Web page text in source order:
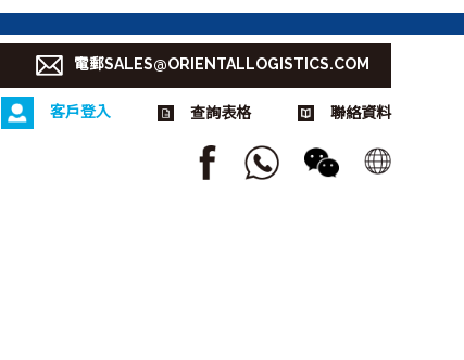
電郵SALES@ORIENTALLOGISTICS.COM
客戶登入 查詢表格 聯絡資料